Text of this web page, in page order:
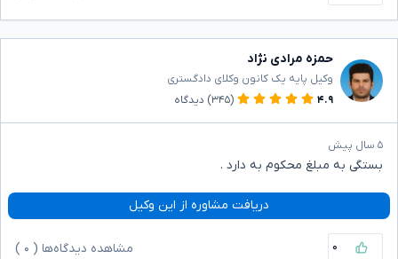
حمزه مرادی نژاد
وکیل پایه یک کانون وکلای دادگستری
۴.۹
(۳۴۵) دیدگاه
۵ سال پیش
بستگی به مبلغ محکوم به دارد .
دریافت مشاوره از این وکیل
۰ مشاهده دیدگاه‌ها ( ۰